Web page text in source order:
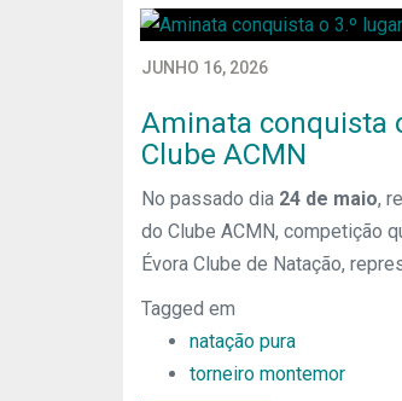
JUNHO 16, 2026
Aminata conquista
Clube ACMN
No passado dia 24 de maio,
do Clube ACMN, competição
Évora Clube de Natação,
Tagged em
natação pura
torneiro montemor